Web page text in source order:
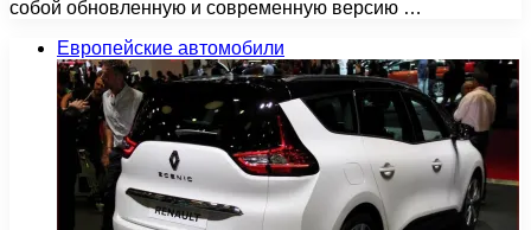
собой обновленную и современную версию …
Европейские автомобили